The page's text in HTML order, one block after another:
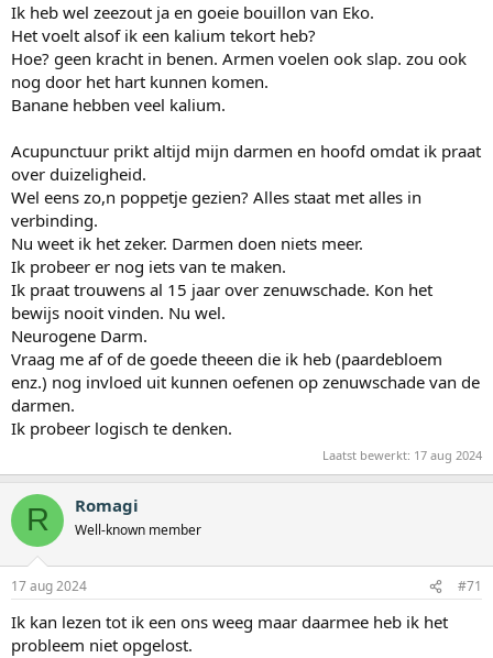
Ik heb wel zeezout ja en goeie bouillon van Eko.
Het voelt alsof ik een kalium tekort heb?
Hoe? geen kracht in benen. Armen voelen ook slap. zou ook
nog door het hart kunnen komen.
Banane hebben veel kalium.
Acupunctuur prikt altijd mijn darmen en hoofd omdat ik praat
over duizeligheid.
Wel eens zo,n poppetje gezien? Alles staat met alles in
verbinding.
Nu weet ik het zeker. Darmen doen niets meer.
Ik probeer er nog iets van te maken.
Ik praat trouwens al 15 jaar over zenuwschade. Kon het
bewijs nooit vinden. Nu wel.
Neurogene Darm.
Vraag me af of de goede theeen die ik heb (paardebloem
enz.) nog invloed uit kunnen oefenen op zenuwschade van de
darmen.
Ik probeer logisch te denken.
Laatst bewerkt: 17 aug 2024
R Romagi
Well-known member
17 aug 2024 #71
Ik kan lezen tot ik een ons weeg maar daarmee heb ik het
probleem niet opgelost.